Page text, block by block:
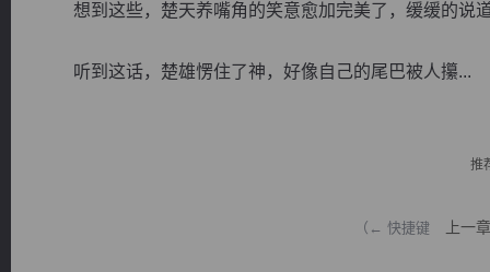
想到这些，楚天养嘴角的笑意愈加完美了，缓缓的说道
听到这话，楚雄愣住了神，好像自己的尾巴被人攥...
推
（← 快捷键 上一章